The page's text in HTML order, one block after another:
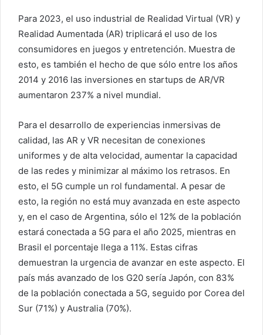
Para 2023, el uso industrial de Realidad Virtual (VR) y
Realidad Aumentada (AR) triplicará el uso de los
consumidores en juegos y entretención. Muestra de
esto, es también el hecho de que sólo entre los años
2014 y 2016 las inversiones en startups de AR/VR
aumentaron 237% a nivel mundial.
Para el desarrollo de experiencias inmersivas de
calidad, las AR y VR necesitan de conexiones
uniformes y de alta velocidad, aumentar la capacidad
de las redes y minimizar al máximo los retrasos. En
esto, el 5G cumple un rol fundamental. A pesar de
esto, la región no está muy avanzada en este aspecto
y, en el caso de Argentina, sólo el 12% de la población
estará conectada a 5G para el año 2025, mientras en
Brasil el porcentaje llega a 11%. Estas cifras
demuestran la urgencia de avanzar en este aspecto. El
país más avanzado de los G20 sería Japón, con 83%
de la población conectada a 5G, seguido por Corea del
Sur (71%) y Australia (70%).